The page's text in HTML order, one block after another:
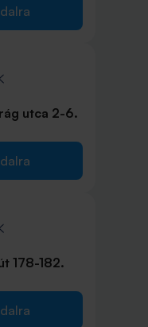
utca 2-6.
178-182.